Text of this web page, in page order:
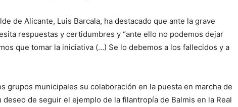
de Alicante, Luis Barcala, ha destacado que ante la grave
respuestas y certidumbres y “ante ello no podemos dejar
que tomar la iniciativa (…) Se lo debemos a los fallecidos y a
grupos municipales su colaboración en la puesta en marcha de
de seguir el ejemplo de la filantropía de Balmis en la Real